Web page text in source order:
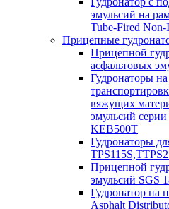
эмульсий на
Tube-Fired
Прицепные
Прицепной
асфальтовых
Гудронаторы
вяжущих
эмульсий
KEB500T
Гудронаторы
Прицепной
эмульсий SGS
Гудронатор на
Asphalt